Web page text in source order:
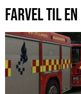
FARVEL TIL